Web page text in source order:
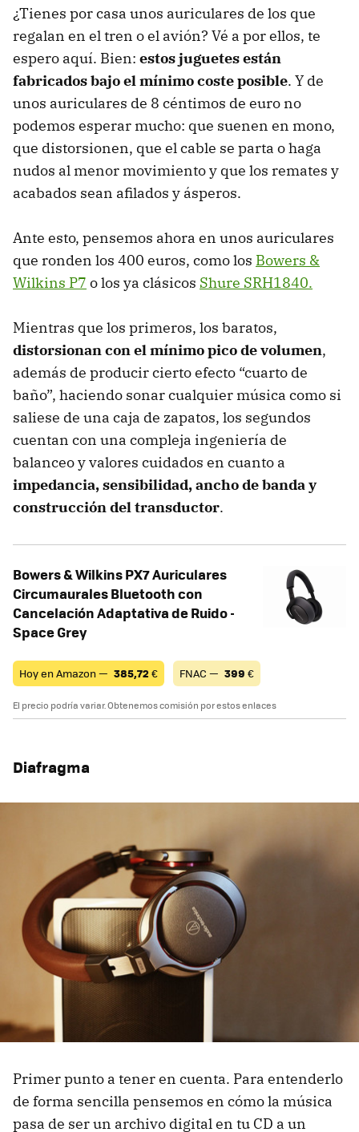
¿Tienes por casa unos auriculares de los que
regalan en el tren o el avión? Vé a por ellos, te
espero aquí. Bien: estos juguetes están
fabricados bajo el mínimo coste posible. Y de
unos auriculares de 8 céntimos de euro no
podemos esperar mucho: que suenen en mono,
que distorsionen, que el cable se parta o haga
nudos al menor movimiento y que los remates y
acabados sean afilados y ásperos.
Ante esto, pensemos ahora en unos auriculares
que ronden los 400 euros, como los Bowers &
Wilkins P7 o los ya clásicos Shure SRH1840.
Mientras que los primeros, los baratos,
distorsionan con el mínimo pico de volumen,
además de producir cierto efecto “cuarto de
baño”, haciendo sonar cualquier música como si
saliese de una caja de zapatos, los segundos
cuentan con una compleja ingeniería de
balanceo y valores cuidados en cuanto a
impedancia, sensibilidad, ancho de banda y
construcción del transductor.
Bowers & Wilkins PX7 Auriculares
Circumaurales Bluetooth con
Cancelación Adaptativa de Ruido -
Space Grey
Hoy en Amazon — 385,72 € FNAC — 399 €
El precio podría variar. Obtenemos comisión por estos enlaces
Diafragma
Primer punto a tener en cuenta. Para entenderlo
de forma sencilla pensemos en cómo la música
pasa de ser un archivo digital en tu CD a un